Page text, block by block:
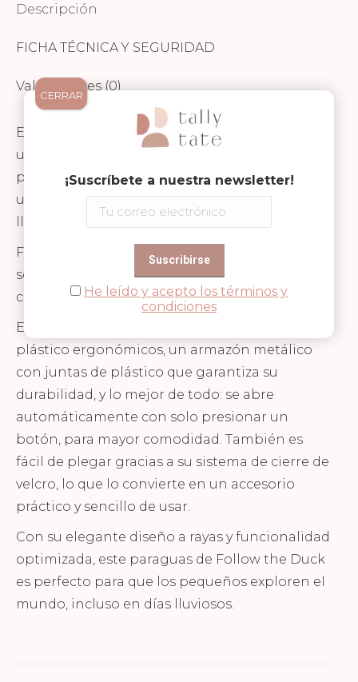
Descripción
FICHA TÉCNICA Y SEGURIDAD
Valoraciones (0)
El paraguas de rayas de Follow the Duck, con
un diámetro extra amplio de 93 cm, es ideal
para niños a partir de 3 años, brindándoles
una mayor cobertura y protección bajo la
Fabricado con tela de poliéster reciclado, no
solo es resistente, sino también respetuoso
con el medio ambiente.
El diseño incluye un mango y pomo de
plástico ergonómicos, un armazón metálico
con juntas de plástico que garantiza su
durabilidad, y lo mejor de todo: se abre
automáticamente con solo presionar un
botón, para mayor comodidad. También es
fácil de plegar gracias a su sistema de cierre de
velcro, lo que lo convierte en un accesorio
práctico y sencillo de usar.
Con su elegante diseño a rayas y funcionalidad
optimizada, este paraguas de Follow the Duck
es perfecto para que los pequeños exploren el
mundo, incluso en días lluviosos.
¡Suscríbete a nuestra newsletter!
He leído y acepto los términos y
condiciones
CERRAR